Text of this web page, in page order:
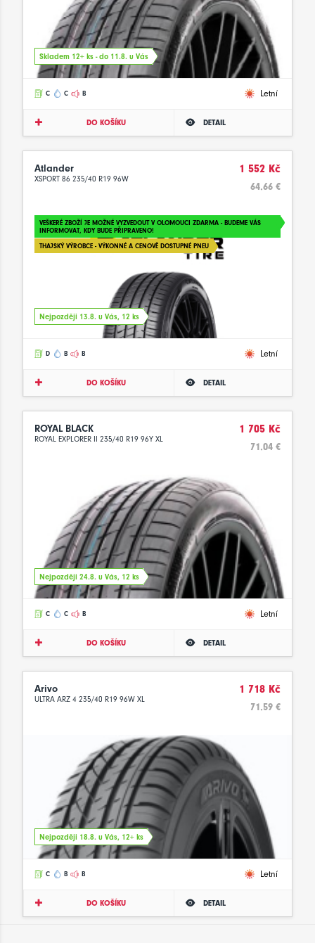
Skladem 12+ ks - do 11.8. u Vás
C C B Letní
DO KOŠÍKU DETAIL
Atlander
XSPORT 86 235/40 R19 96W
1 552 Kč
64.66 €
VEŠKERÉ ZBOŽÍ JE MOŽNÉ VYZVEDOUT V OLOMOUCI ZDARMA - BUDEME VÁS
INFORMOVAT, KDY BUDE PŘIPRAVENO!
THAJSKÝ VÝROBCE - VÝKONNÉ A CENOVĚ DOSTUPNÉ PNEU
Nejpozději 13.8. u Vás, 12 ks
D B B Letní
DO KOŠÍKU DETAIL
ROYAL BLACK
ROYAL EXPLORER II 235/40 R19 96Y XL
1 705 Kč
71.04 €
Nejpozději 24.8. u Vás, 12 ks
C C B Letní
DO KOŠÍKU DETAIL
Arivo
ULTRA ARZ 4 235/40 R19 96W XL
1 718 Kč
71.59 €
Nejpozději 18.8. u Vás, 12+ ks
C B B Letní
DO KOŠÍKU DETAIL